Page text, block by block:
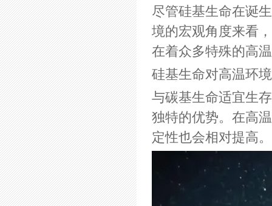
尽管硅基生命在诞
境的宏观角度来看
在着众多特殊的高
硅基生命对高温环
与碳基生命适宜生
独特的优势。在高
定性也会相对提高。